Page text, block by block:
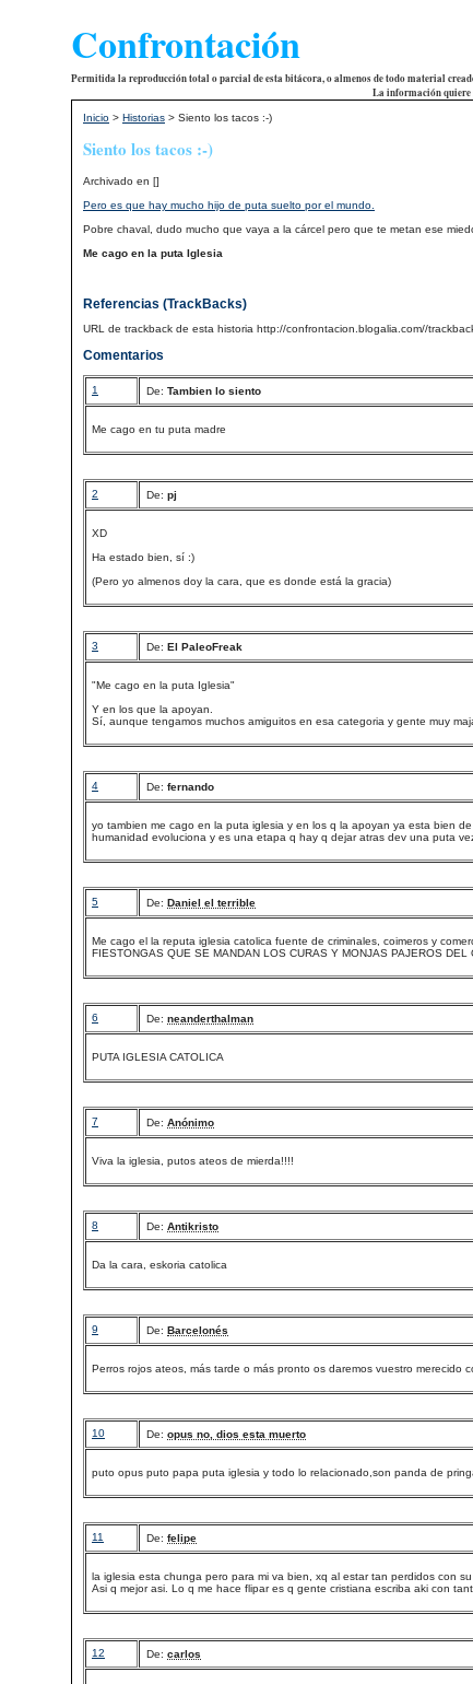
Confrontación
Permitida la reproducción total o parcial de esta bitácora, o almenos de todo material
La información quiere
Inicio > Historias > Siento los tacos :-)
Siento los tacos :-)
Archivado en []
Pero es que hay mucho hijo de puta suelto por el mundo.
Pobre chaval, dudo mucho que vaya a la cárcel pero que te metan ese
Me cago en la puta Iglesia
Referencias (TrackBacks)
URL de trackback de esta historia http://confrontacion.blogalia.com//
Comentarios
1 De: Tambien lo siento
Me cago en tu puta madre
2 De: pj
XD
Ha estado bien, sí :)
(Pero yo almenos doy la cara, que es donde está la gracia)
3 De: El PaleoFreak
"Me cago en la puta Iglesia"
Y en los que la apoyan.
Sí, aunque tengamos muchos amiguitos en esa categoria y gente muy
4 De: fernando
yo tambien me cago en la puta iglesia y en los q la apoyan ya esta bien
humanidad evoluciona y es una etapa q hay q dejar atras dev una puta
5 De: Daniel el terrible
Me cago el la reputa iglesia catolica fuente de criminales, coimeros y
FIESTONGAS QUE SE MANDAN LOS CURAS Y MONJAS PAJEROS DEL
6 De: neanderthalman
PUTA IGLESIA CATOLICA
7 De: Anónimo
Viva la iglesia, putos ateos de mierda!!!!
8 De: Antikristo
Da la cara, eskoria catolica
9 De: Barcelonés
Perros rojos ateos, más tarde o más pronto os daremos vuestro merecido
10 De: opus no, dios esta muerto
puto opus puto papa puta iglesia y todo lo relacionado,son panda de
11 De: felipe
la iglesia esta chunga pero para mi va bien, xq al estar tan perdidos con
Asi q mejor asi. Lo q me hace flipar es q gente cristiana escriba aki con
12 De: carlos